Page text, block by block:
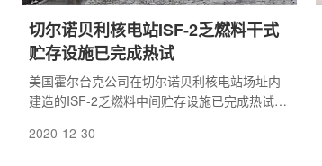
切尔诺贝利核电站ISF-2乏燃料干式
贮存设施已完成热试
美国霍尔台克公司在切尔诺贝利核电站场址内
建造的ISF-2乏燃料中间贮存设施已完成热试，
施，使用寿命最少100年。
2020-12-30